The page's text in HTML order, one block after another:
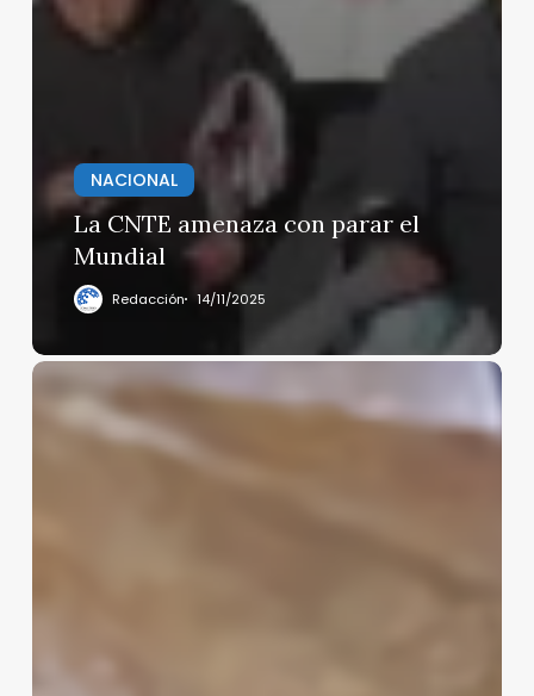
NACIONAL
La CNTE amenaza con parar el
Mundial
Redacción 14/11/2025
¿Qué
celebran